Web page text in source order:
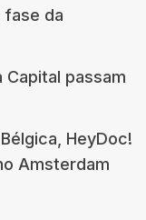
fase da
passam
HeyDoc!
Amsterdam